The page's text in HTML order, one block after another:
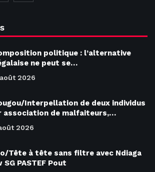
politique : l’alternative
ne peut se…
2026
Interpellation de deux individus
association de malfaiteurs,…
2026
Tête à tête sans filtre avec Ndiaga
SG PASTEF Pout